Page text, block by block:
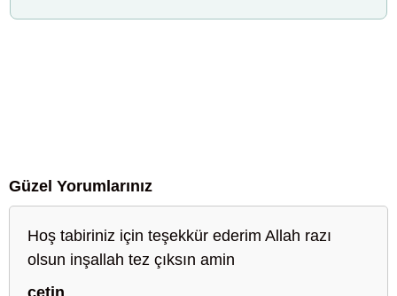
Güzel Yorumlarınız
Hoş tabiriniz için teşekkür ederim Allah razı
olsun inşallah tez çıksın amin
çetin